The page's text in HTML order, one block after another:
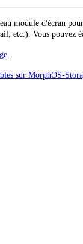
module d'écran
etc.). Vous pouvez
sur MorphOS-